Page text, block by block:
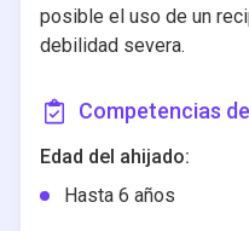
posible el uso de un
debilidad severa.
Competencias
Edad del ahijado:
Hasta 6 años